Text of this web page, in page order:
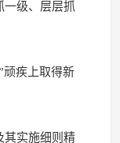
一级、层层抓
顽疾上取得新
其实施细则精